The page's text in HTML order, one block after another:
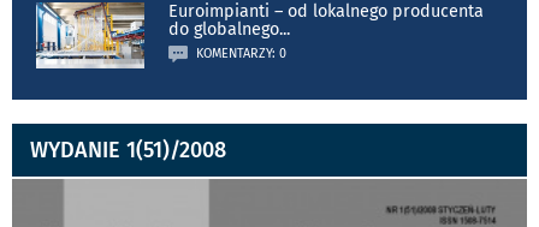
Euroimpianti – od lokalnego producenta
do globalnego...
KOMENTARZY: 0
WYDANIE 1(51)/2008